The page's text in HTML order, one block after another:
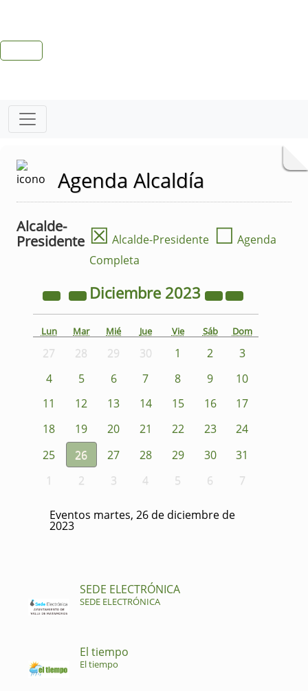
Agenda Alcaldía
Alcalde-
Presidente ☒ Alcalde-Presidente ☐ Agenda
Completa
Diciembre 2023
Lun Mar Mié Jue Vie Sáb Dom
27 28 29 30 1 2
3
4
5 6 7 8 9
10
11
12 13 14 15 16
17
18
19 20 21 22 23
24
25
26 27 28 29 30
31
1
2 3 4 5 6 7
Eventos martes, 26 de diciembre de
2023
SEDE ELECTRÓNICA
SEDE ELECTRÓNICA
El tiempo
El tiempo